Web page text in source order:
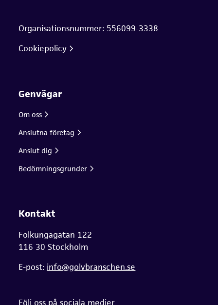
Organisationsnummer: 556099-3338
Cookiepolicy
Genvägar
Om oss
Anslutna företag
Anslut dig
Bedömningsgrunder
Kontakt
Folkungagatan 122
116 30 Stockholm
E-post: info@golvbranschen.se
Följ oss på sociala medier